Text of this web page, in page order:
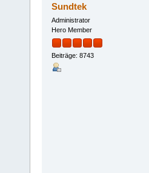
Sundtek
Administrator
Hero Member
Beiträge: 8743